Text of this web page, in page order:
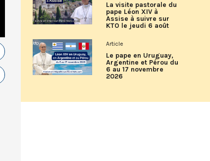
La visite pastorale du
pape Léon XIV à
Assise à suivre sur
KTO le jeudi 6 août
Article
Le pape en Uruguay,
Argentine et Pérou du
6 au 17 novembre
2026